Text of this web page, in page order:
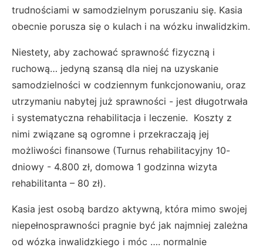
trudnościami w samodzielnym poruszaniu się. Kasia
obecnie porusza się o kulach i na wózku inwalidzkim.
Niestety, aby zachować sprawność fizyczną i
ruchową… jedyną szansą dla niej na uzyskanie
samodzielności w codziennym funkcjonowaniu, oraz
utrzymaniu nabytej już sprawności - jest długotrwała
i systematyczna rehabilitacja i leczenie. Koszty z
nimi związane są ogromne i przekraczają jej
możliwości finansowe (Turnus rehabilitacyjny 10-
dniowy - 4.800 zł, domowa 1 godzinna wizyta
rehabilitanta – 80 zł).
Kasia jest osobą bardzo aktywną, która mimo swojej
niepełnosprawności pragnie być jak najmniej zależna
od wózka inwalidzkiego i móc …. normalnie